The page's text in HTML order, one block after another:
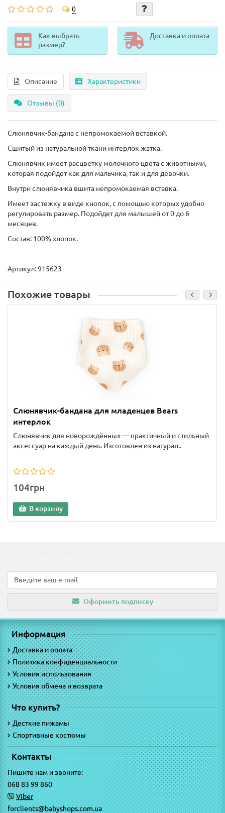
0
Как выбрать
размер?
Доставка и оплата
Описание Характеристики
Отзывы (0)
Слюнявчик-бандана с непромокаемой вставкой.
Сшитый из натуральной ткани интерлок жатка.
Слюнявчик имеет расцветку молочного цвета с животными,
которая подойдет как для мальчика, так и для девочки.
Внутри слюнявчика вшита непромокаемая вставка.
Имеет застежку в виде кнопок, с помощью которых удобно
регулировать размер. Подойдет для малышей от 0 до 6
месяцев.
Состав: 100% хлопок.
Артикул: 915623
Похожие товары
Слюнявчик-бандана для младенцев Bears
интерлок
Слюнявчик для новорождённых — практичный и стильный
аксессуар на каждый день. Изготовлен из натурал..
104грн
В корзину
Оформить подписку
Информация
Доставка и оплата
Политика конфиденциальности
Условия использования
Условия обмена и возврата
Что купить?
Десткие пижамы
Спортивные костюмы
Контакты
Пишите нам и звоните:
068 83 99 860
Viber
forclients@babyshops.com.ua